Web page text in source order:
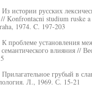
истории русских
Konfrontacni studium ruske a
1974. C. 197-203
проблеме установления
семантического влияния //
грубый в
Л., 1969. С. 15-21